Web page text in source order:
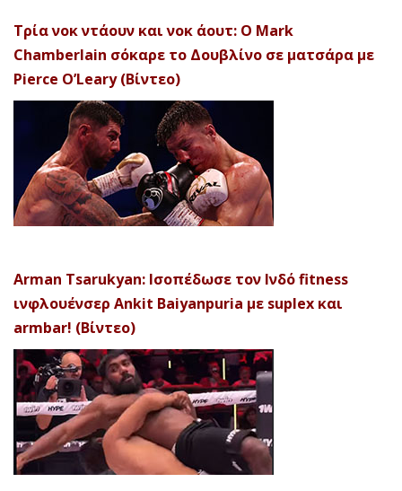
Τρία νοκ ντάουν και νοκ άουτ: Ο Mark
Chamberlain σόκαρε το Δουβλίνο σε ματσάρα με
Pierce O’Leary (Βίντεο)
Arman Tsarukyan: Ισοπέδωσε τον Ινδό fitness
ινφλουένσερ Ankit Baiyanpuria με suplex και
armbar! (Βίντεο)